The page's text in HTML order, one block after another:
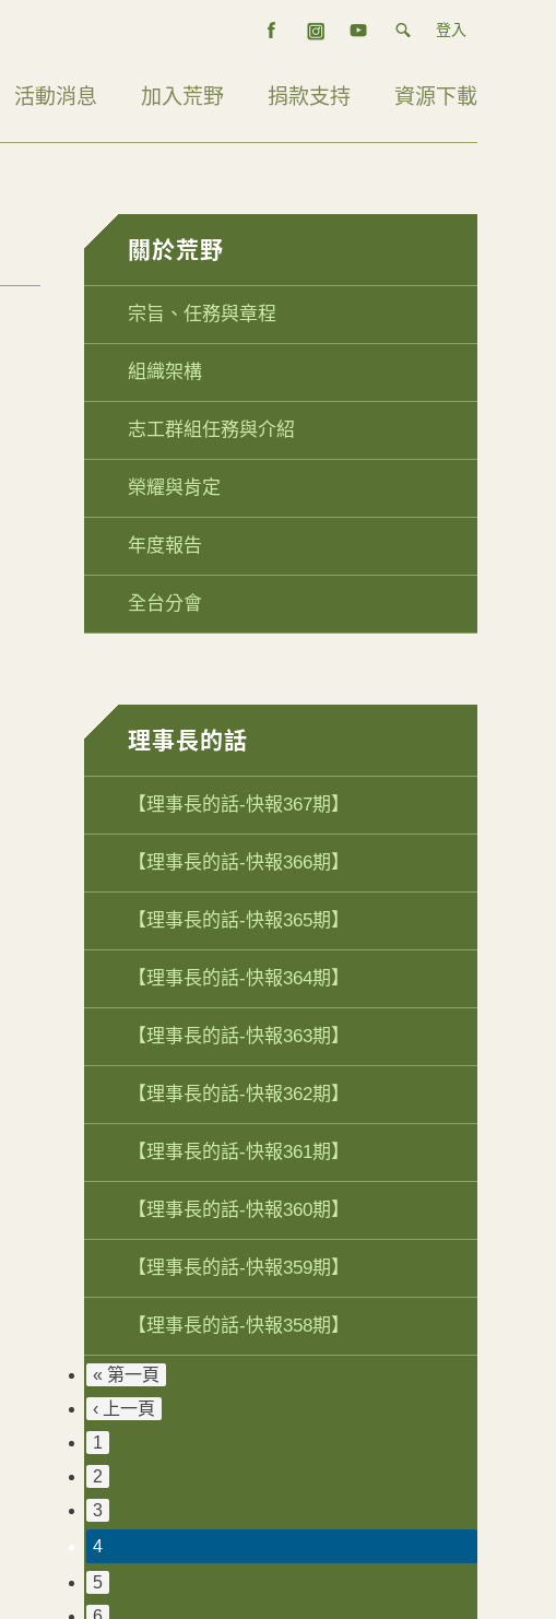
登入
活動消息 加入荒野 捐款支持 資源下載
關於荒野
宗旨、任務與章程
組織架構
志工群組任務與介紹
榮耀與肯定
年度報告
全台分會
理事長的話
【理事長的話-快報367期】
【理事長的話-快報366期】
【理事長的話-快報365期】
【理事長的話-快報364期】
【理事長的話-快報363期】
【理事長的話-快報362期】
【理事長的話-快報361期】
【理事長的話-快報360期】
【理事長的話-快報359期】
【理事長的話-快報358期】
« 第一頁
‹ 上一頁
1
2
3
4
5